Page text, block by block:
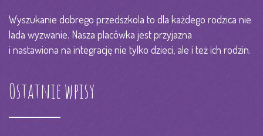
Wyszukanie dobrego przedszkola to dla każdego rodzica nie
lada wyzwanie. Nasza placówka jest przyjazna
i nastawiona na integrację nie tylko dzieci, ale i też ich rodzin.
Ostatnie wpisy